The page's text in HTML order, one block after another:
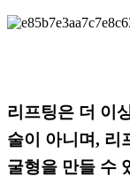
리프팅은 더 이
술이 아니며, 리
굴형을 만들 수